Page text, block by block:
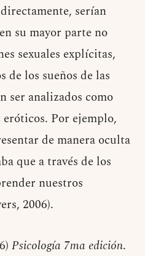
serían
su mayor parte no
sexuales explícitas,
de los sueños de las
ser analizados como
eróticos. Por ejemplo,
de manera oculta
que a través de los
nuestros
2006).
Psicología 7ma edición.